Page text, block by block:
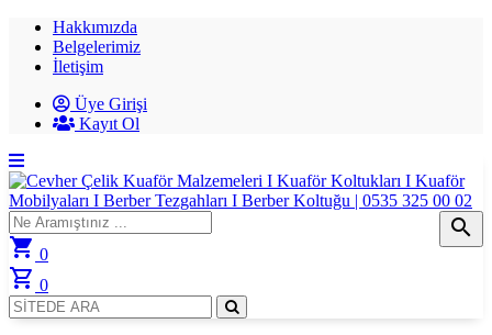
Hakkımızda
Belgelerimiz
İletişim
Üye Girişi
Kayıt Ol
search
shopping_cart 0
shopping_cart 0